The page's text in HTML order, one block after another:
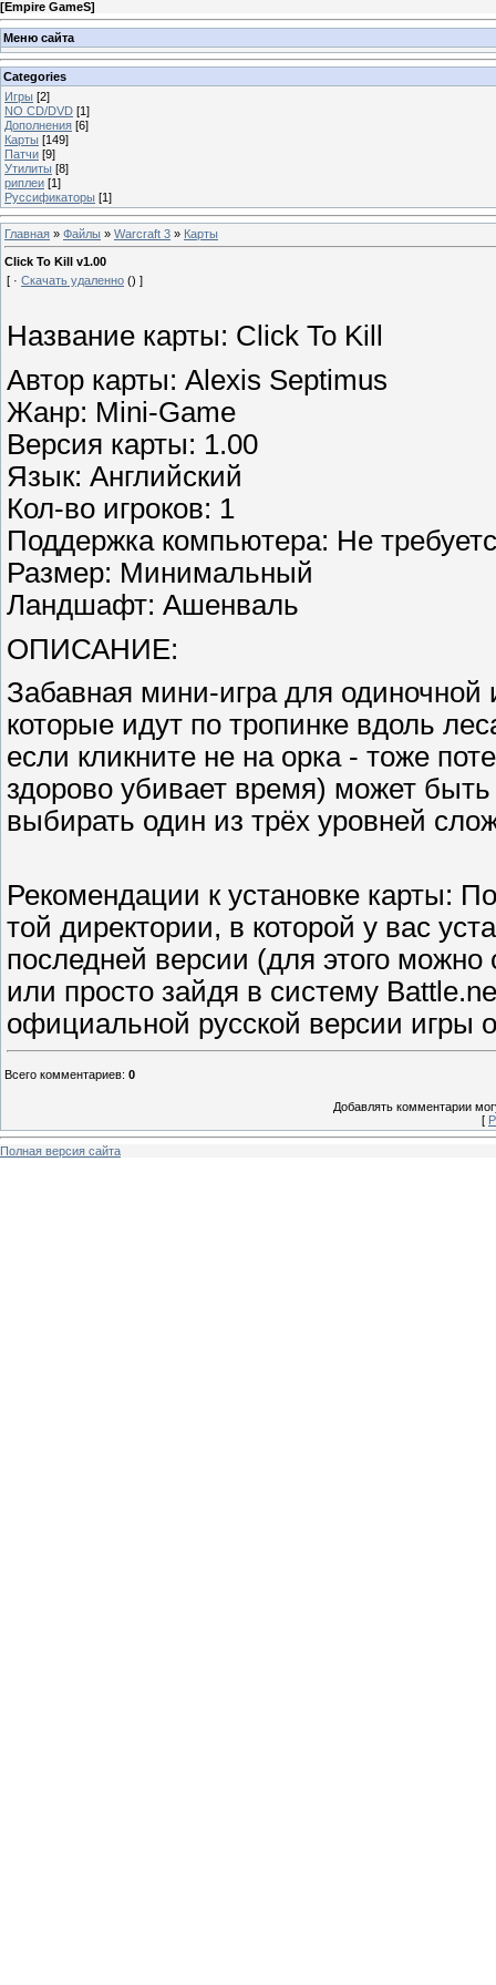
[Empire GameS]
Меню сайта
Categories
Игры [2]
NO CD/DVD [1]
Дополнения [6]
Карты [149]
Патчи [9]
Утилиты [8]
риплеи [1]
Руссификаторы [1]
Главная » Файлы » Warcraft 3 » Карты
Click To Kill v1.00
[ · Скачать удаленно () ]
Название карты: Click To Kill
Автор карты: Alexis Septimus
Жанр: Mini-Game
Версия карты: 1.00
Язык: Английский
Кол-во игроков: 1
Поддержка компьютера: Не
Размер: Минимальный
Ландшафт: Ашенваль
ОПИСАНИЕ:
Забавная мини-игра для одиночной
которые идут по тропинке вдоль
если кликните не на орка - тоже
здорово убивает время) может
выбирать один из трёх уровней
Рекомендации к установке карты:
той директории, в которой у вас
последней версии (для этого можно
или просто зайдя в систему
официальной русской версии игры
Всего комментариев: 0
Добавлять комментарии
[
Полная версия сайта